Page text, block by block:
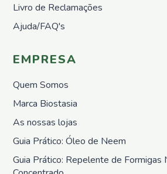
Livro de Reclamações
Ajuda/FAQ's
EMPRESA
Quem Somos
Marca Biostasia
As nossas lojas
Guia Prático: Óleo de Neem
Guia Prático: Repelente de Formigas